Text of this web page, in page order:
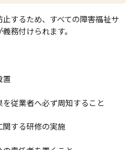
するため、すべての障害福祉サ
務付けられます。
置
を従業者へ必ず周知すること
関する研修の実施